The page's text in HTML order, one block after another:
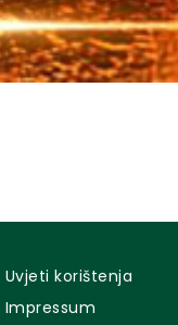
Uvjeti korištenja
Impressum